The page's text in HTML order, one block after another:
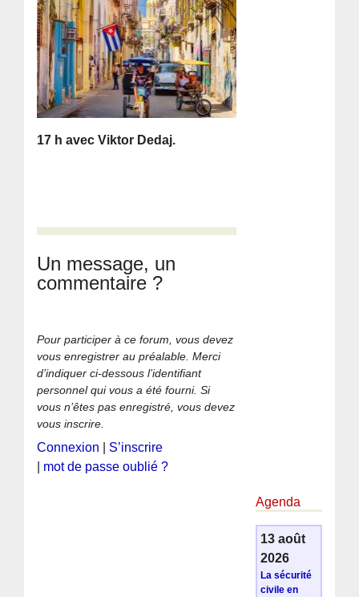
17 h avec Viktor Dedaj.
Un message, un
commentaire ?
Pour participer à ce forum, vous devez
vous enregistrer au préalable. Merci
d’indiquer ci-dessous l’identifiant
personnel qui vous a été fourni. Si
vous n’êtes pas enregistré, vous devez
vous inscrire.
Connexion
S’inscrire
mot de passe oublié ?
Agenda
13 août
2026
La sécurité
civile en